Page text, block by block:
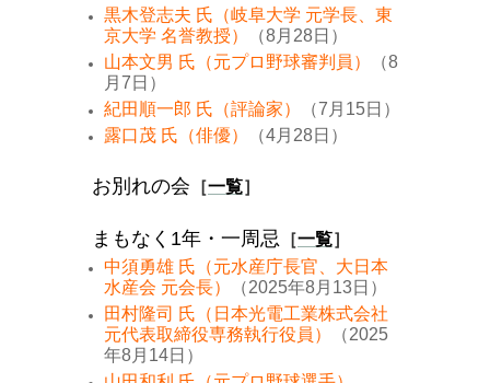
黒木登志夫 氏（岐阜大学 元学長、東
京大学 名誉教授）
（8月28日）
山本文男 氏（元プロ野球審判員）
（8
月7日）
紀田順一郎 氏（評論家）
（7月15日）
露口茂 氏（俳優）
（4月28日）
お別れの会 ［一覧］
まもなく1年・一周忌 ［一覧］
中須勇雄 氏（元水産庁長官、大日本
水産会 元会長）
（2025年8月13日）
田村隆司 氏（日本光電工業株式会社
元代表取締役専務執行役員）
（2025
年8月14日）